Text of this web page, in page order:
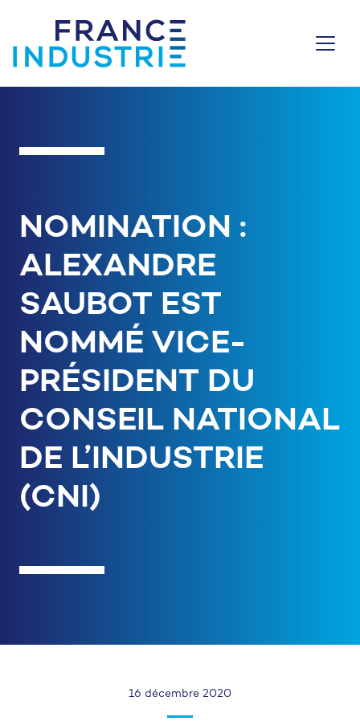
NOMINATION :
ALEXANDRE
SAUBOT EST
NOMMÉ VICE-
PRÉSIDENT DU
CONSEIL NATIONAL
DE L’INDUSTRIE
(CNI)
16 décembre 2020